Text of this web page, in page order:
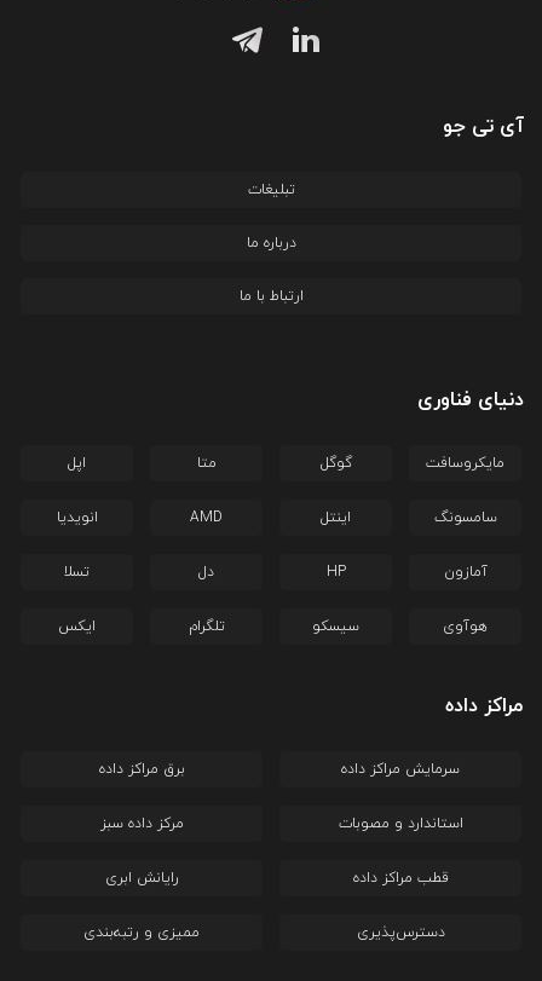
آی تی جو
تبلیغات
درباره ما
ارتباط با ما
دنیای فناوری
مایکروسافت گوگل متا اپل
سامسونگ اینتل AMD انویدیا
آمازون HP دل تسلا
هوآوی سیسکو تلگرام ایکس
مراکز داده
سرمایش مراکز داده برق مراکز داده
استاندارد و مصوبات مرکز داده سبز
قطب مراکز داده رایانش ابری
دسترس‌پذیری ممیزی و رتبه‌بندی